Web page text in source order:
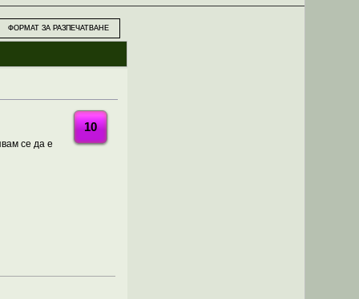
ФОРМАТ ЗА РАЗПЕЧАТВАНЕ
10
се да е